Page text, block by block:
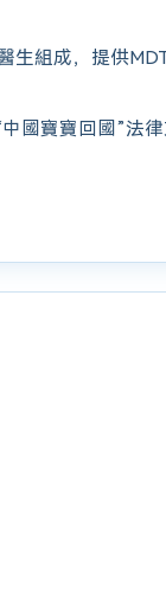
生組成，提供
國寶寶回國”法